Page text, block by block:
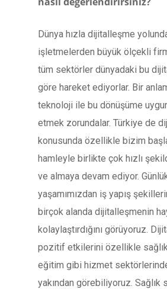
Dünya hızla dijitalleşme
işletmelerden büyük ölçekli
tüm sektörler dünyadaki bu
göre hareket ediyorlar. Bir
teknoloji ile bu dönüşüme
etmek zorundalar. Türkiye de
konusunda özellikle bizim
hamleyle birlikte çok hızlı
ve almaya devam ediyor.
yaşamımızdan iş yapış
birçok alanda dijitalleşmenin
kolaylaştırdığını görüyoruz.
pozitif etkilerini özellikle
eğitim gibi hizmet
yakından görebiliyoruz. Sağlık